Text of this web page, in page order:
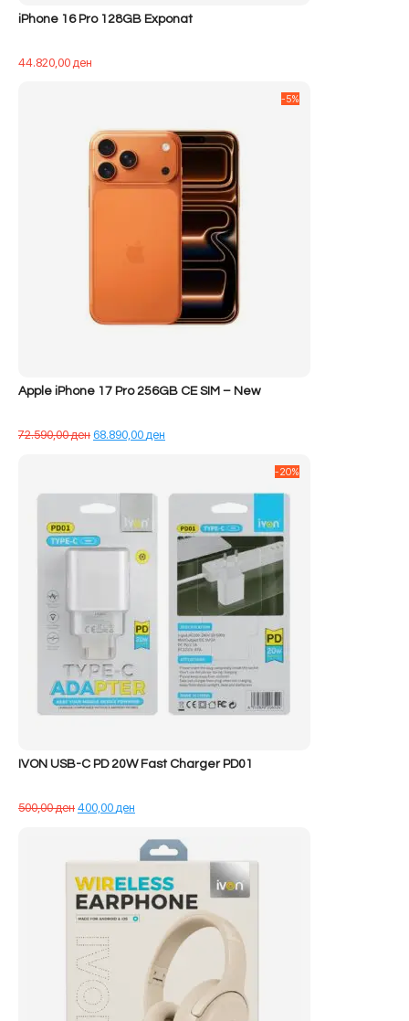
iPhone 16 Pro 128GB Exponat
44.820,00ден
Apple iPhone 17 Pro 256GB CE SIM – New
72.590,00денÇmimi
68.890,00ден
68.890,00 ден.
-5%
IVON USB-C PD 20W Fast Charger PD01
500,00денÇmimi
400,00ден
tanishëm
është:
400,00 ден.
-20%